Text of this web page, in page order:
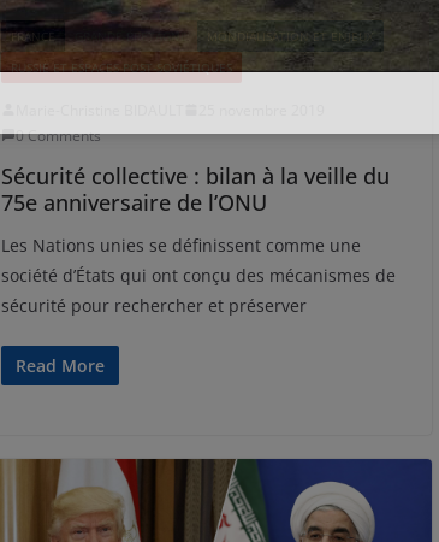
FRANCE GRANDE-BRETAGNE
MONDIALISATION ET ENJEUX
RUSSIE ET ESPACES POST-SOVIÉTIQUES
0 Comments
Sécurité collective : bilan à la veille du
75e anniversaire de l’ONU
Les Nations unies se définissent comme une
société d’États qui ont conçu des mécanismes de
sécurité pour rechercher et préserver
Read More